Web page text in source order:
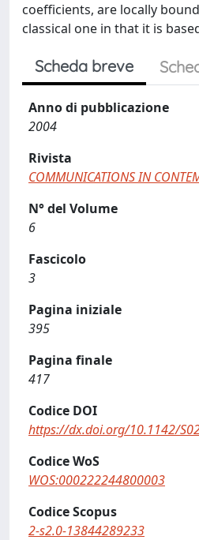
coefficients, are locally
classical one in that it is
Scheda breve
Anno di pubblicazione
2004
Rivista
COMMUNICATIONS IN
N° del Volume
6
Fascicolo
3
Pagina iniziale
395
Pagina finale
417
Codice DOI
https://dx.doi.org/10.1142/
Codice WoS
WOS:000222244800003
Codice Scopus
2-s2.0-13844289233